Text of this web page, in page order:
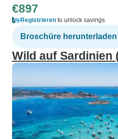
€897
Registrieren to unlock savings
Broschüre herunterladen
Wild auf Sardinien